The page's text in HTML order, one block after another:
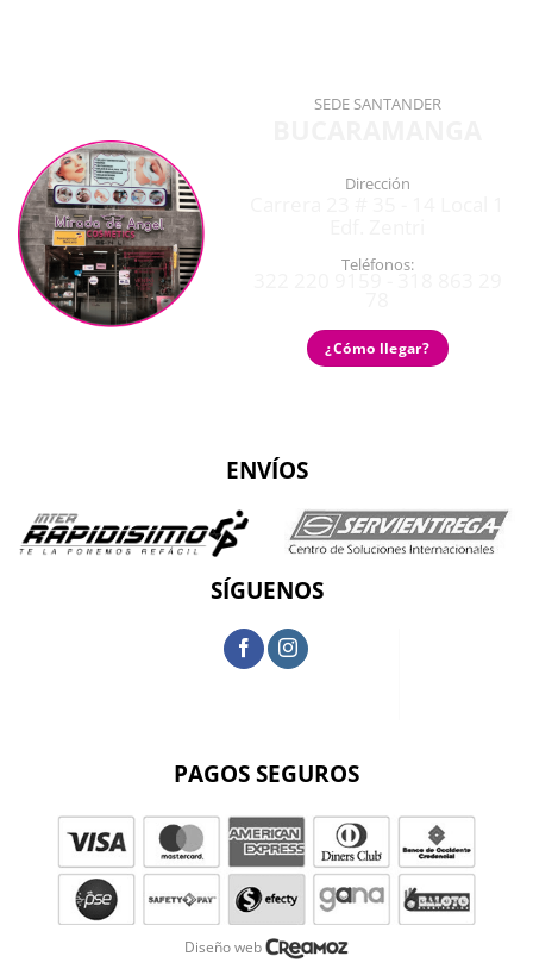
SEDE SANTANDER
Dirección
Teléfonos:
¿Cómo llegar?
ENVÍOS
SÍGUENOS
PAGOS SEGUROS
Diseño web